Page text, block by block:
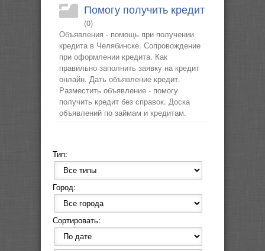
Помогу получить кредит
(0)
Объявления - помощь при получении
кредита в Челябинске. Сопровождение
при оформлении кредита. Как
правильно заполнить заявку на кредит
онлайн. Дать объявление кредит.
Разместить объявление - помогу
получить кредит без справок. Доска
объявлений по займам и кредитам.
Тип:
Город:
Сортировать: